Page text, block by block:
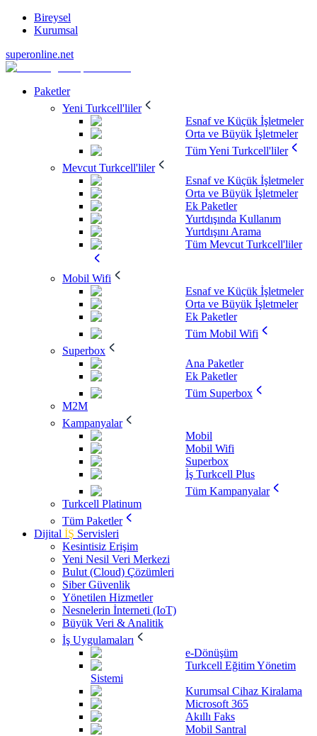
Bireysel
Kurumsal
superonline.net
Paketler
Yeni Turkcell'liler
Esnaf ve Küçük İşletmeler
Orta ve Büyük İşletmeler
Tüm Yeni Turkcell'liler
Mevcut Turkcell'liler
Esnaf ve Küçük İşletmeler
Orta ve Büyük İşletmeler
Ek Paketler
Yurtdışında Kullanım
Yurtdışını Arama
Tüm Mevcut Turkcell'liler
Mobil Wifi
Esnaf ve Küçük İşletmeler
Orta ve Büyük İşletmeler
Ek Paketler
Tüm Mobil Wifi
Superbox
Ana Paketler
Ek Paketler
Tüm Superbox
M2M
Kampanyalar
Mobil
Mobil Wifi
Superbox
İş Turkcell Plus
Tüm Kampanyalar
Turkcell Platinum
Tüm Paketler
Dijital İŞ Servisleri
Kesintisiz Erişim
Yeni Nesil Veri Merkezi
Bulut (Cloud) Çözümleri
Siber Güvenlik
Yönetilen Hizmetler
Nesnelerin İnterneti (IoT)
Büyük Veri & Analitik
İş Uygulamaları
e-Dönüşüm
Turkcell Eğitim Yönetim
Sistemi
Kurumsal Cihaz Kiralama
Microsoft 365
Akıllı Faks
Mobil Santral